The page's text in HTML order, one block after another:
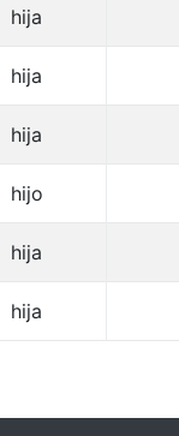
hija
hija
hija
hijo
hija
hija